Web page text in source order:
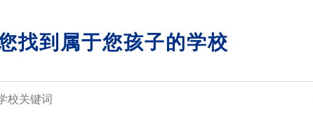
找到属于您孩子的学校